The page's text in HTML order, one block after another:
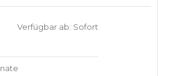
Verfügbar ab: Sofort